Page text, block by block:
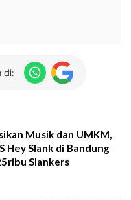
di:
Musik dan UMKM,
Hey Slank di Bandung
Slankers